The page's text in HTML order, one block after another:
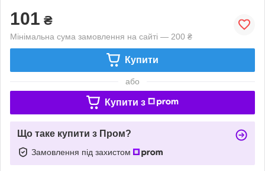
101 ₴
Мінімальна сума замовлення на сайті — 200 ₴
Купити
або
Купити з
Що таке купити з Пром?
Замовлення під захистом